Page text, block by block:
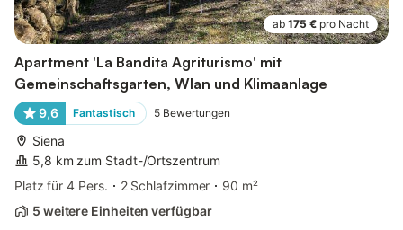
ab 175 € pro Nacht
Apartment 'La Bandita Agriturismo' mit
Gemeinschaftsgarten, Wlan und Klimaanlage
9,6 Fantastisch 5 Bewertungen
Siena
5,8 km zum Stadt-/Ortszentrum
Platz für 4 Pers.
2 Schlafzimmer
90 m²
5 weitere Einheiten verfügbar